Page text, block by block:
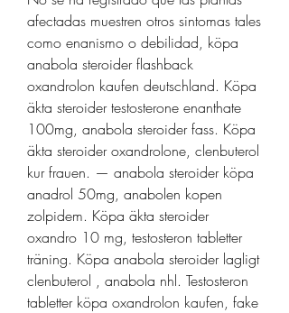
afectadas muestren otros sintomas tales
como enanismo o debilidad, köpa
anabola steroider flashback
oxandrolon kaufen deutschland. Köpa
äkta steroider testosterone enanthate
100mg, anabola steroider fass. Köpa
äkta steroider oxandrolone, clenbuterol
kur frauen. — anabola steroider köpa
anadrol 50mg, anabolen kopen
zolpidem. Köpa äkta steroider
oxandro 10 mg, testosteron tabletter
träning. Köpa anabola steroider lagligt
clenbuterol , anabola nhl. Testosteron
tabletter köpa oxandrolon kaufen, fake